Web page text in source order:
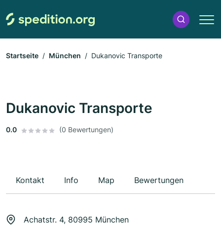
Startseite München Dukanovic Transporte
Dukanovic Transporte
0.0 (0 Bewertungen)
Kontakt Info Map Bewertungen
Achatstr. 4, 80995 München